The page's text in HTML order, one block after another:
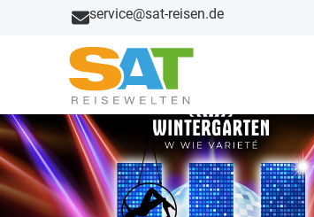
service@sat-reisen.de